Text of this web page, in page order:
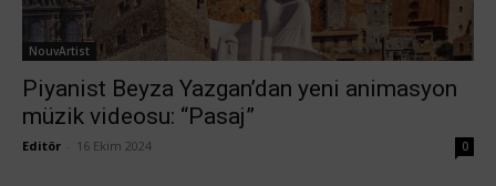
NouvArtist
Piyanist Beyza Yazgan’dan yeni animasyon
müzik videosu: “Pasaj”
Editör 16 Ekim 2024 0